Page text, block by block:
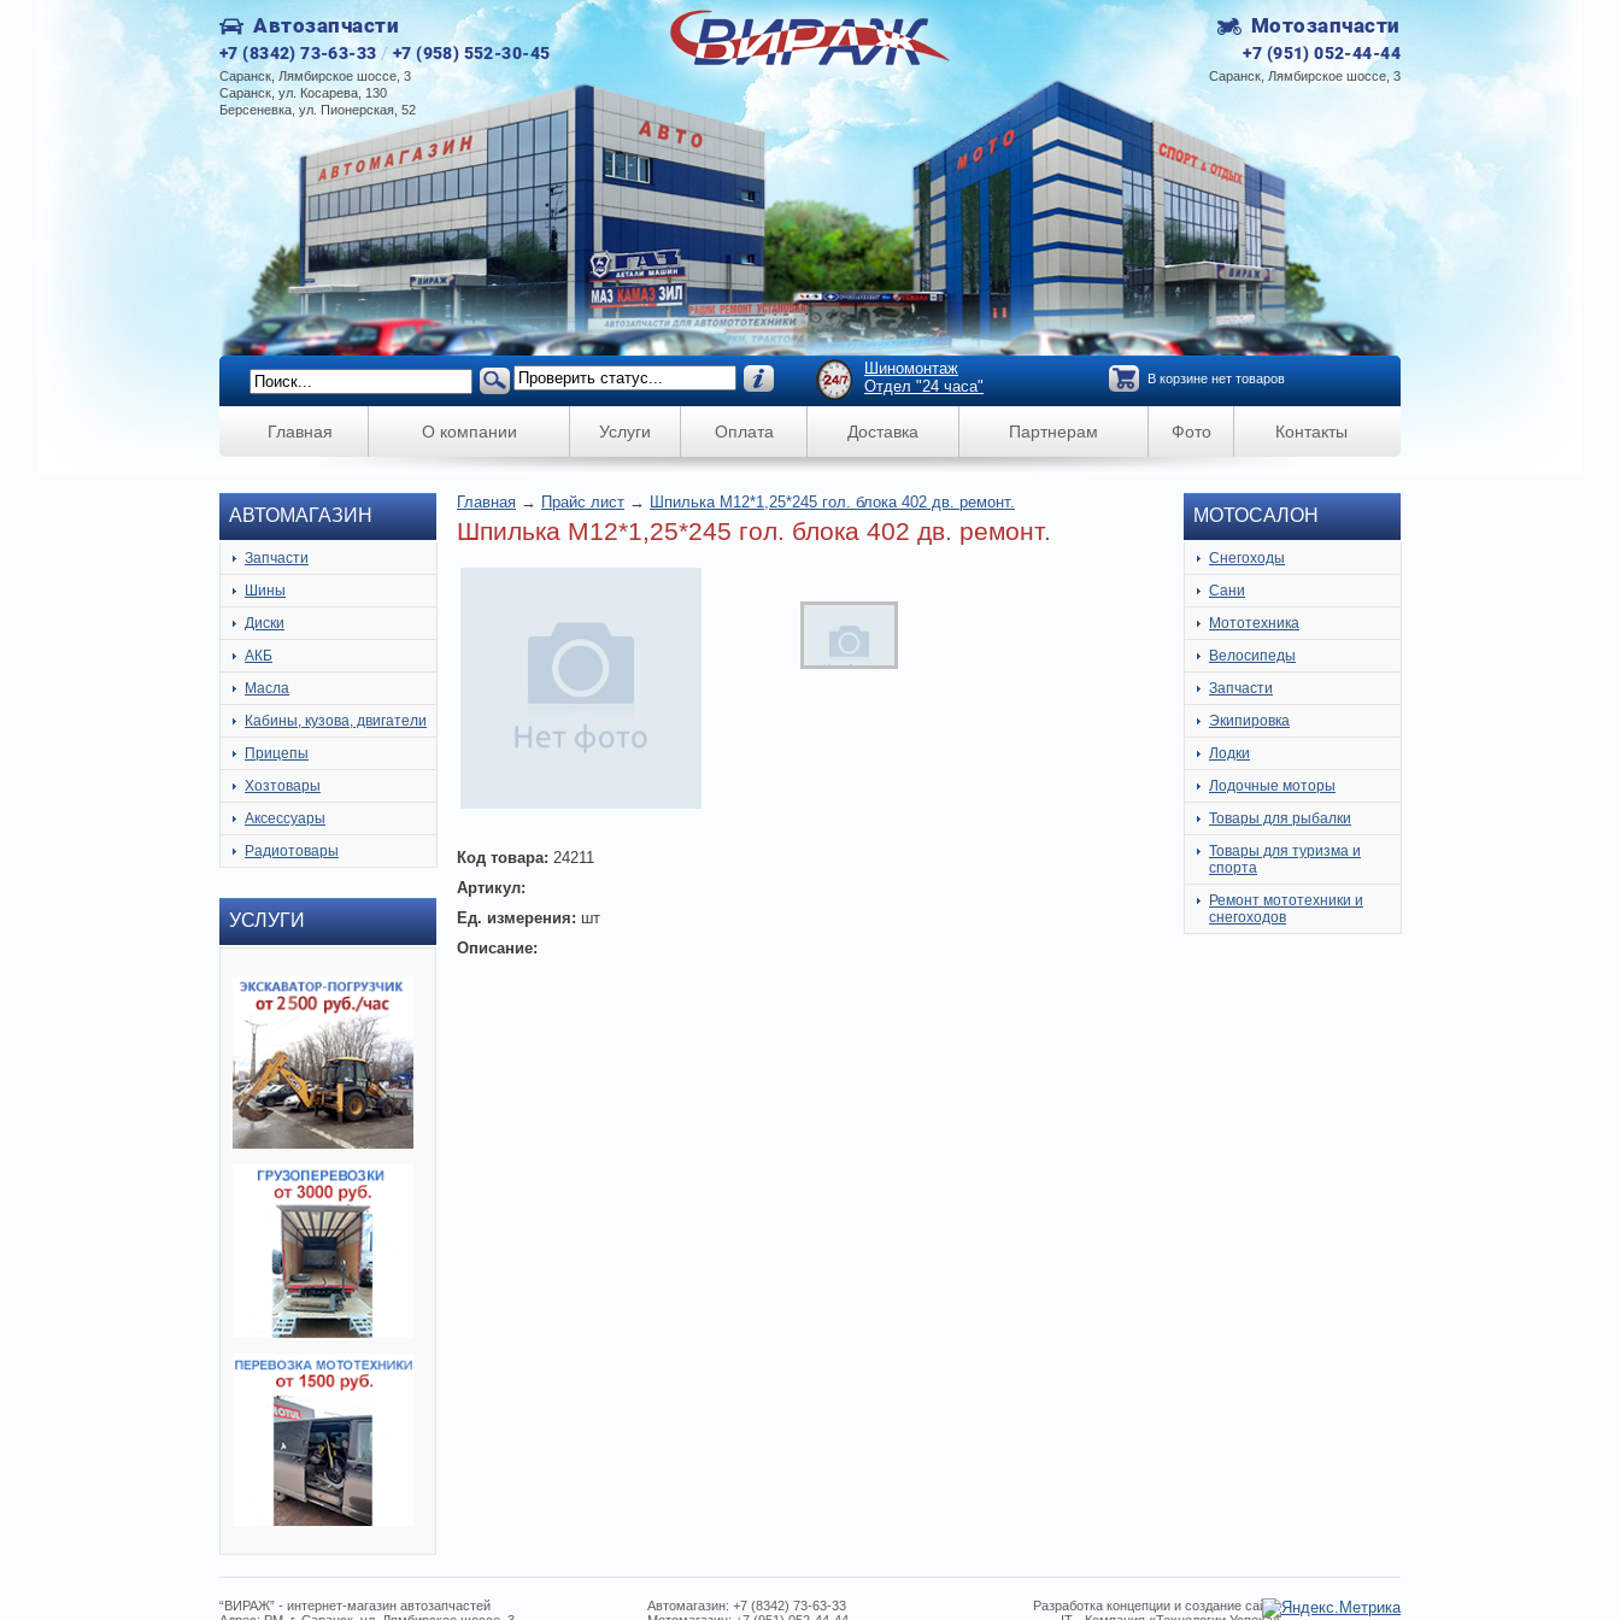
Автозапчасти
+7 (8342) 73-63-33 /+7 (958) 552-30-45
Саранск, Лямбирское шоссе, 3
Саранск, ул. Косарева, 130
Берсеневка, ул. Пионерская, 52
Мотозапчасти
+7 (951) 052-44-44
Саранск, Лямбирское шоссе, 3
Главная О компании Услуги Оплата Доставка Партнерам Фото Контакты
Шиномонтаж
Отдел "24 часа"
В корзине нет товаров
АВТОМАГАЗИН
Запчасти
Шины
Диски
АКБ
Масла
Кабины, кузова, двигатели
Прицепы
Хозтовары
Аксессуары
Радиотовары
УСЛУГИ
Главная → Прайс лист → Шпилька М12*1,25*245 гол. блока 402 дв. ремонт.
Шпилька М12*1,25*245 гол. блока 402 дв. ремонт.
Код товара: 24211
Артикул:
Ед. измерения: шт
Описание:
МОТОСАЛОН
Снегоходы
Сани
Мототехника
Велосипеды
Запчасти
Экипировка
Лодки
Лодочные моторы
Товары для рыбалки
Товары для туризма и
спорта
Ремонт мототехники и
снегоходов
“ВИРАЖ” - интернет-магазин автозапчастей
Автомагазин: +7 (8342) 73-63-33
Разработка концепции и создание сайта